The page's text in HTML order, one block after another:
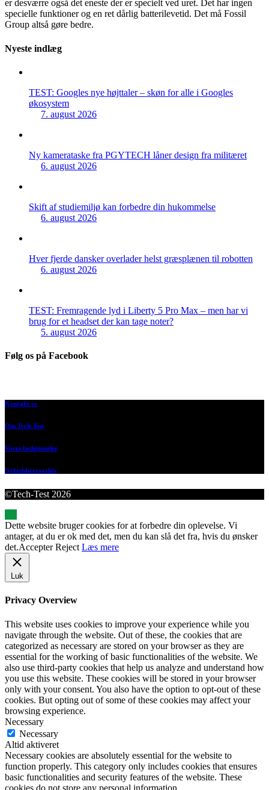
er desværre også det eneste der er specielt ved uret. Det har ingen
specielle funktioner og en ret dårlig batterilevetid. Det må Fossil
Group altså gøre bedre.
Nyeste indlæg
TEST: Googles nye højttaler – skøn for alle i Googles
økosystem
7. august 2026
Ny kamerataske fra PGYTECH låner design fra militæret
6. august 2026
Skift af studiemiljø kan forbedre din hukommelse
6. august 2026
Hver fjerde dansker overlader helst græsplænen til robotten
6. august 2026
TEST: Fremragende lyd i Liberty 5 Pro Max – men har vi
brug for et headset der kan tage noter?
5. august 2026
Følg os på Facebook
Kontakt os
Om Tech-Test
Vores bedømmelse
Nyhedsbrevsarkiv
©Tech-Test 2026
Dette website bruger cookies for at forbedre din oplevelse. Vi
antager, at du er ok med det, men du kan slå det fra, hvis du ønsker
det.Accepter Reject Læs mere
Luk
Privacy Overview
This website uses cookies to improve your experience while you
navigate through the website. Out of these, the cookies that are
categorized as necessary are stored on your browser as they are
essential for the working of basic functionalities of the website. We
also use third-party cookies that help us analyze and understand how
you use this website. These cookies will be stored in your browser
only with your consent. You also have the option to opt-out of these
cookies. But opting out of some of these cookies may affect your
browsing experience.
Necessary
Necessary
Altid aktiveret
Necessary cookies are absolutely essential for the website to
function properly. This category only includes cookies that ensures
basic functionalities and security features of the website. These
cookies do not store any personal information.